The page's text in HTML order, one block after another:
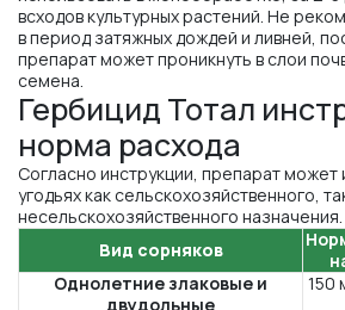
всходов культурных растений. Не
в период затяжных дождей и ливней,
препарат может проникнуть в слои
семена.
Гербицид Тотал
норма расхода
Согласно инструкции, препарат может
угодьях как сельскохозяйственного,
несельскохозяйственного назначения.
Вид сорняков
Однолетние злаковые и
двудольные
150